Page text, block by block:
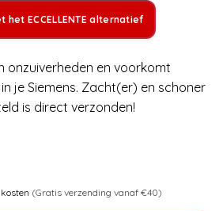
het ECCELLENTE alternatief
onzuiverheden en voorkomt
je Siemens. Zacht(er) en schoner
is direct verzonden!
(Gratis verzending vanaf €40)